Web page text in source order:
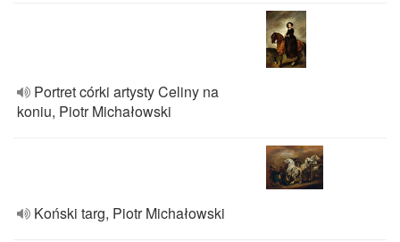
Portret córki artysty Celiny na
koniu, Piotr Michałowski
Koński targ, Piotr Michałowski